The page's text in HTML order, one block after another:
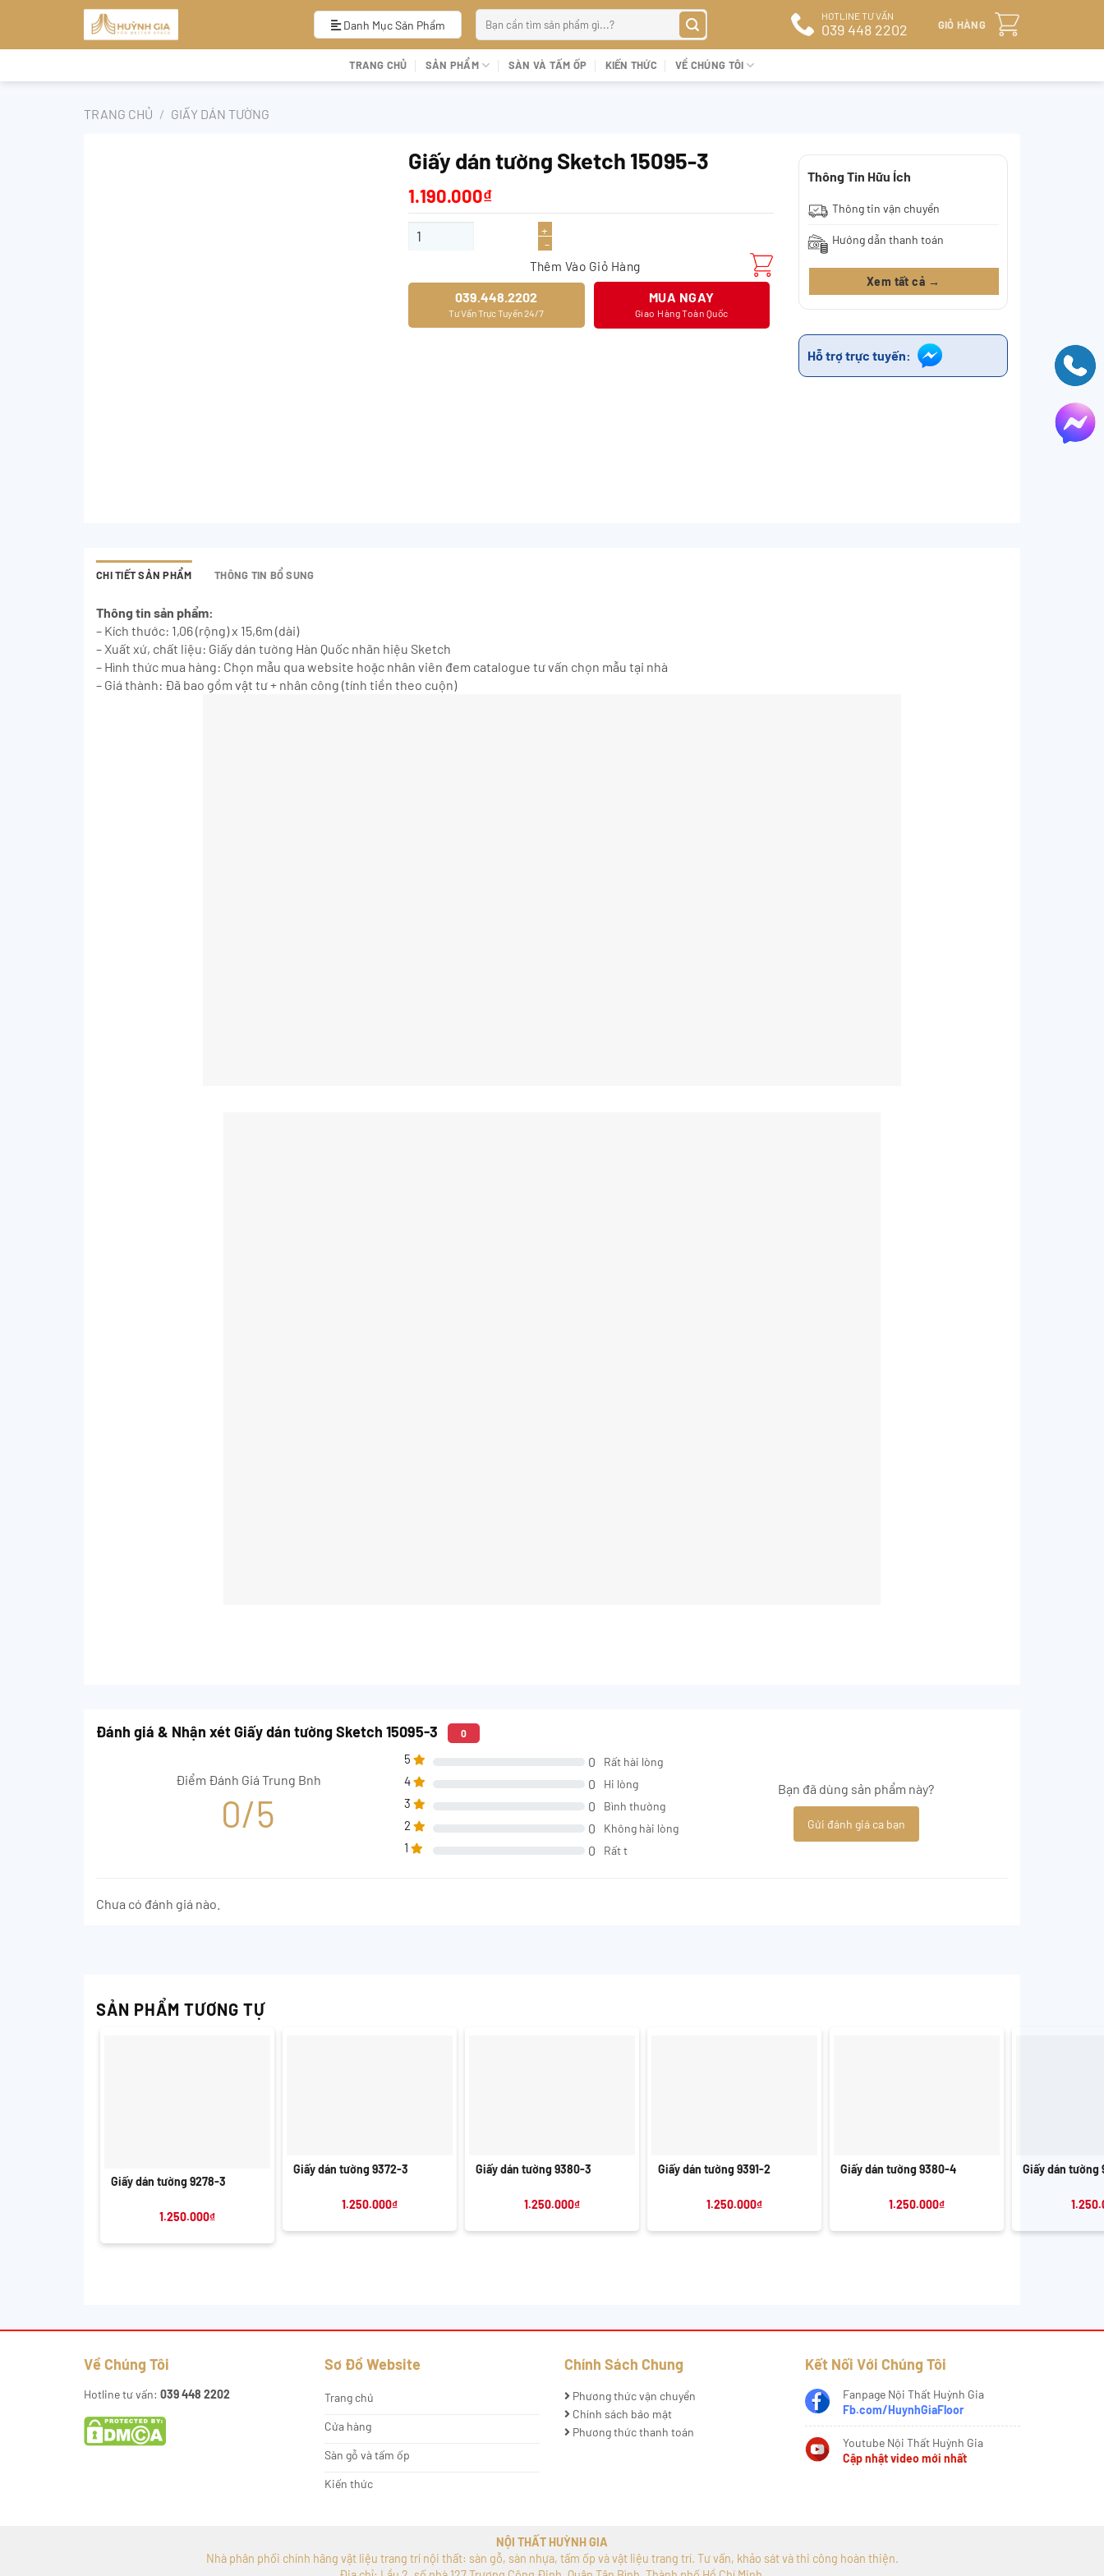
Danh Mục Sản Phẩm
kiếm:
HOTLINE TƯ VẤN
039 448 2202 GIỎ HÀNG
TRANG CHỦ SẢN PHẨM SÀN VÀ TẤM ỐP KIẾN THỨC VỀ CHÚNG TÔI
TRANG CHỦ / GIẤY DÁN TƯỜNG
Giấy dán tường Sketch 15095-3
1.190.000₫
Giấy dán tường Sketch 15095-3 số lượng
Thêm Vào Giỏ Hàng
039.448.2202
Tư Vấn Trực Tuyến 24/7
MUA NGAY
Giao Hàng Toàn Quốc
Thông Tin Hữu Ích
Thông tin vận chuyển
Hướng dẫn thanh toán
Xem tất cả →
Hỗ trợ trực tuyến:
CHI TIẾT SẢN PHẨM THÔNG TIN BỔ SUNG
Thông tin sản phẩm:
– Kích thước: 1,06 (rộng) x 15,6m (dài)
– Xuất xứ, chất liệu: Giấy dán tường Hàn Quốc nhãn hiệu Sketch
– Hình thức mua hàng: Chọn mẫu qua website hoặc nhân viên đem catalogue tư vấn chọn mẫu tại nhà
– Giá thành: Đã bao gồm vật tư + nhân công (tính tiền theo cuộn)
Đánh giá & Nhận xét Giấy dán tường Sketch 15095-3 0
Điểm Đánh Giá Trung Bnh
0/5
5 0 Rất hài lòng
4 0 Hi lòng
3 0 Bình thường
2 0 Không hài lòng
1 0 Rất t
Bạn đã dùng sản phẩm này?
Gửi đánh giá ca bạn
Chưa có đánh giá nào.
SẢN PHẨM TƯƠNG TỰ
Giấy dán tường 9278-3
1.250.000₫
Giấy dán tường 9372-3
1.250.000₫
Giấy dán tường 9380-3
1.250.000₫
Giấy dán tường 9391-2
1.250.000₫
Giấy dán tường 9380-4
1.250.000₫
Giấy dán tường
Về Chúng Tôi
Hotline tư vấn: 039 448 2202
Sơ Đồ Website
Trang chủ
Cửa hàng
Sàn gỗ và tấm ốp
Kiến thức
Chính Sách Chung
Phương thức vận chuyển
Chính sách bảo mật
Phương thức thanh toán
Kết Nối Với Chúng Tôi
Fanpage Nội Thất Huỳnh Gia
Fb.com/HuynhGiaFloor
Youtube Nội Thất Huỳnh Gia
Cập nhật video mới nhất
NỘI THẤT HUỲNH GIA
Nhà phân phối chính hãng vật liệu trang trí nội thất: sàn gỗ, sàn nhựa, tấm ốp và vật liệu trang trí. Tư vấn, khảo sát và thi công hoàn thiện.